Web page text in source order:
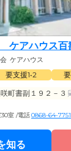
ケアハウス百
ケアハウス
要支援1•2
町書副１９２－３
室 /電話0868-64-7751
知る